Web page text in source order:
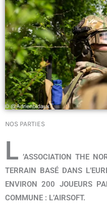
NOS PARTIES
L ’ASSOCIATION THE
TERRAIN BASÉ DANS
ENVIRON 200 JOUEURS
COMMUNE : L’AIRSOFT.